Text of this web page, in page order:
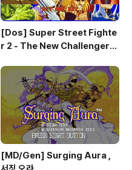
[Dos] Super Street Fighte
r 2 - The New Challengers
파이터 2 - 더 뉴 챌린져 & 하이퍼
파이팅 / 대전 액션 - 국산소프트
[MD/Gen] Surging Aura ,